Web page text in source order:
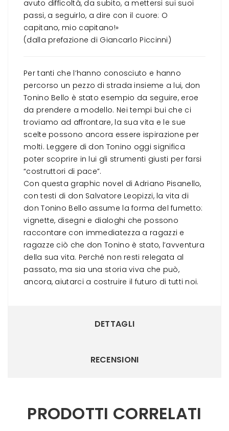
avuto difficoltà, da subito, a mettersi sui suoi
passi, a seguirlo, a dire con il cuore: O
capitano, mio capitano!»
(dalla prefazione di Giancarlo Piccinni)
Per tanti che l’hanno conosciuto e hanno
percorso un pezzo di strada insieme a lui, don
Tonino Bello è stato esempio da seguire, eroe
da prendere a modello. Nei tempi bui che ci
troviamo ad affrontare, la sua vita e le sue
scelte possono ancora essere ispirazione per
molti. Leggere di don Tonino oggi significa
poter scoprire in lui gli strumenti giusti per farsi
“costruttori di pace”.
Con questa graphic novel di Adriano Pisanello,
con testi di don Salvatore Leopizzi, la vita di
don Tonino Bello assume la forma del fumetto:
vignette, disegni e dialoghi che possono
raccontare con immediatezza a ragazzi e
ragazze ciò che don Tonino è stato, l’avventura
della sua vita. Perché non resti relegata al
passato, ma sia una storia viva che può,
ancora, aiutarci a costruire il futuro di tutti noi.
DETTAGLI
RECENSIONI
PRODOTTI CORRELATI